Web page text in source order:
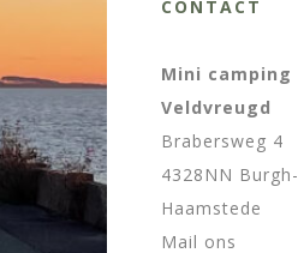
CONTACT
Mini camping
Veldvreugd
Brabersweg 4
4328NN Burgh-
Haamstede
Mail ons